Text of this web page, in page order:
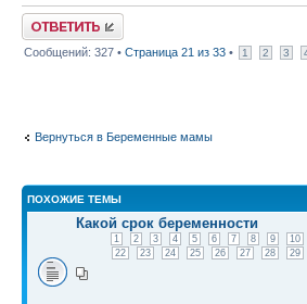
Ответить
Сообщений: 327 • Страница 21 из 33 • 1 2 3
Вернуться в Беременные мамы
ПОХОЖИЕ ТЕМЫ
Какой срок беременности
1 2 3 4 5 6 7 8 9 10
22
23 24 25 26 27 28 29